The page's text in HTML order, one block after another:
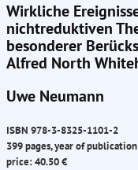
Wirkliche
nichtreduktiven
besonderer
Alfred North
Uwe Neumann
ISBN 978-3-8325-1101-2
399 pages, year of
price: 40.50 €